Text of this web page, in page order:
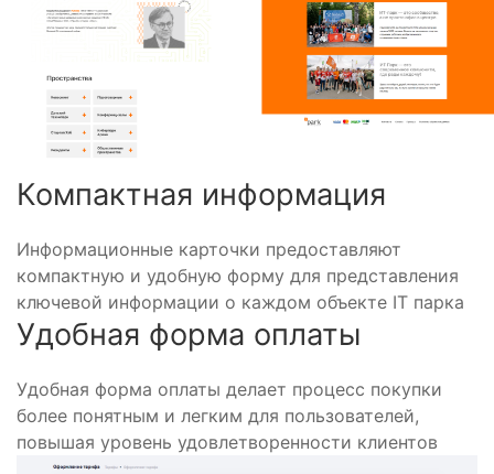
Компактная информация
Информационные карточки предоставляют
компактную и удобную форму для представления
ключевой информации о каждом объекте IT парка
Удобная форма оплаты
Удобная форма оплаты делает процесс покупки
более понятным и легким для пользователей,
повышая уровень удовлетворенности клиентов